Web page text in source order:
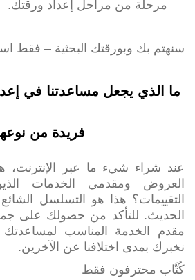
مرحلة من مراحل إعداد ورقتك.
سنهتم بك وبورقتك البحثية – فقط
ما الذي يجعل مساعدتنا في
فريدة من
عند شراء شيء ما عبر
العروض ومقدمي الخدمات
التقييمات؟ هذا هو التسلسل
الحديث. للتأكد من حصولك على
مقدم الخدمة المناسب لمساعدتك
نخبرك بمدى اختلافنا عن الآخرين.
كُتَّاب محترفون فقط